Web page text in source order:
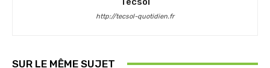
http://tecsol-quotidien.fr
SUR LE MÊME SUJET